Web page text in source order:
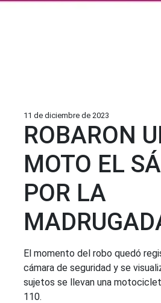
11 de diciembre de 2023
ROBARON
MOTO EL
POR LA
El momento del robo quedó
cámara de seguridad y se
sujetos se llevan una
110.